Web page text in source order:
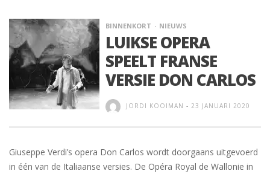
BINNENKORT NIEUWS
LUIKSE OPERA
SPEELT FRANSE
VERSIE DON CARLOS
JORDI KOOIMAN - 23 JANUARI 2020
Giuseppe Verdi’s opera Don Carlos wordt doorgaans uitgevoerd
in één van de Italiaanse versies. De Opéra Royal de Wallonie in